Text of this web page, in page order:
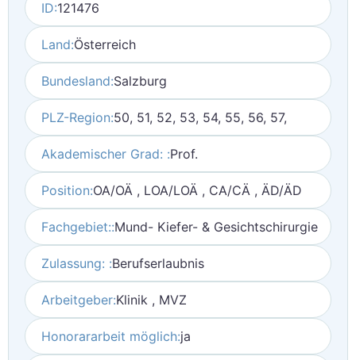
ID:121476
Land:Österreich
Bundesland:Salzburg
PLZ-Region:50, 51, 52, 53, 54, 55, 56, 57,
Akademischer Grad: :Prof.
Position:OA/OÄ , LOA/LOÄ , CA/CÄ , ÄD/ÄD
Fachgebiet::Mund- Kiefer- & Gesichtschirurgie
Zulassung: :Berufserlaubnis
Arbeitgeber:Klinik , MVZ
Honorararbeit möglich:ja